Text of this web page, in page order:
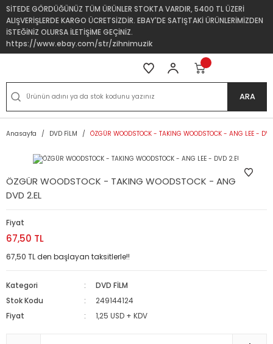
SİTEDE GÖRDÜĞÜNÜZ TÜM ÜRÜNLER STOKTA VARDIR, 5400 TL ÜZERİ
ALIŞVERİŞLERDE KARGO ÜCRETSİZDİR. EBAY'DE SATIŞTAKİ ÜRÜNLERİMİZDEN
İSTEĞİNİZ OLURSA İLETİŞİME GEÇİNİZ.
https://www.ebay.com/str/zihnimuzik
ARA
Anasayfa DVD FİLM ÖZGÜR WOODSTOCK - TAKING WOODSTOCK - ANG LEE -
ÖZGÜR WOODSTOCK - TAKING WOODSTOCK - ANG LEE -
DVD 2.EL
Fiyat
67,50 TL
67,50 TL den başlayan taksitlerle!!
Kategori
DVD FİLM
Stok Kodu
249144124
Fiyat
1,25 USD + KDV